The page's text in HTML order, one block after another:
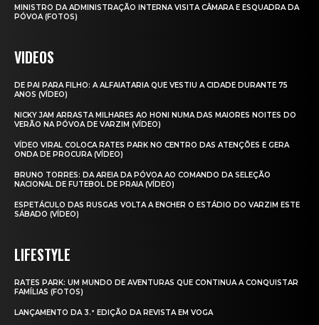
MINISTRO DA ADMINISTRAÇÃO INTERNA VISITA CÂMARA E ESQUADRA DA
PÓVOA (FOTOS)
VIDEOS
DE PAI PARA FILHO: A ALFAIATARIA QUE VESTIU A CIDADE DURANTE 75
ANOS (VÍDEO)
NICKY JAM ARRASTA MILHARES AO HONI NUMA DAS MAIORES NOITES DO
VERÃO NA PÓVOA DE VARZIM (VÍDEO)
VÍDEO VIRAL COLOCA RATES PARK NO CENTRO DAS ATENÇÕES E GERA
ONDA DE PROCURA (VÍDEO)
BRUNO TORRES: DA AREIA DA PÓVOA AO COMANDO DA SELEÇÃO
NACIONAL DE FUTEBOL DE PRAIA (VÍDEO)
ESPETÁCULO DAS RUSGAS VOLTA A ENCHER O ESTÁDIO DO VARZIM ESTE
SÁBADO (VÍDEO)
LIFESTYLE
RATES PARK: UM MUNDO DE AVENTURAS QUE CONTINUA A CONQUISTAR
FAMÍLIAS (FOTOS)
LANÇAMENTO DA 3.ª EDIÇÃO DA REVISTA EM VOGA